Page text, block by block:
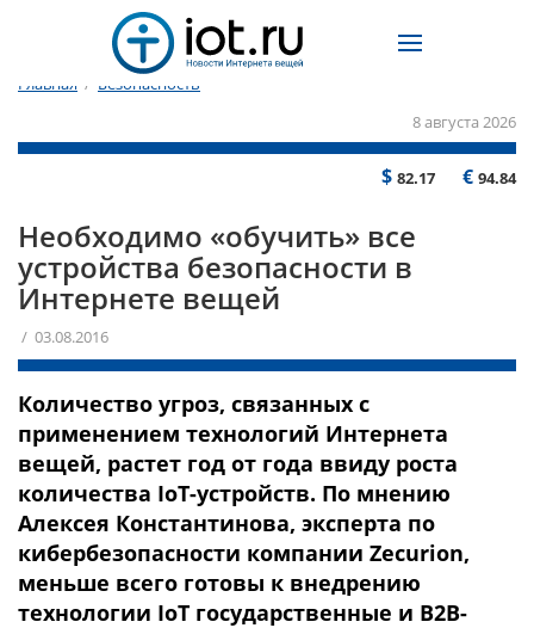
Главная / Безопасность
8 августа 2026
$ 82.17 € 94.84
Необходимо «обучить» все
устройства безопасности в
Интернете вещей
/ 03.08.2016
Количество угроз, связанных с
применением технологий Интернета
вещей, растет год от года ввиду роста
количества IoT-устройств. По мнению
Алексея Константинова, эксперта по
кибербезопасности компании Zecurion,
меньше всего готовы к внедрению
технологии IoT государственные и B2B-